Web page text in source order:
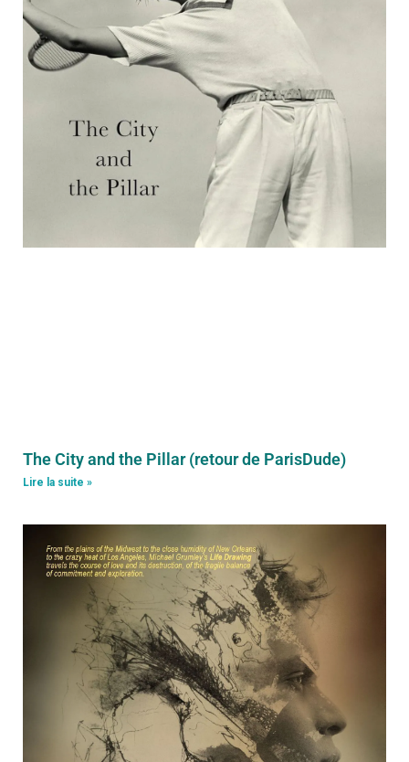
The City and the Pillar (retour de ParisDude)
Lire la suite »